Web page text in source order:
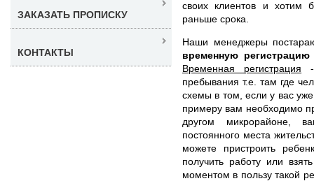
своих клиентов и хотим
раньше срока.
Наши менеджеры
временную
Временная регистрация -
пребывания т.е. там где
схемы в том, если у вас
примеру вам необходимо
другом микрорайоне,
постоянного места
можете пристроить
получить работу или
моментом в пользу такой
ЗАКАЗАТЬ ПРОПИСКУ
КОНТАКТЫ